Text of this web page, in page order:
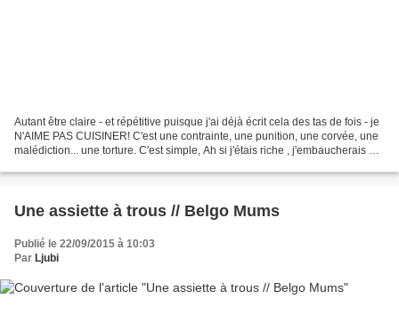
Autant être claire - et répétitive puisque j'ai déjà écrit cela des tas de fois - je
N'AIME PAS CUISINER! C'est une contrainte, une punition, une corvée, une
malédiction... une torture. C'est simple, Ah si j'étais riche , j'embaucherais un
Une assiette à trous // Belgo Mums
Publié le 22/09/2015 à 10:03
Par Ljubi